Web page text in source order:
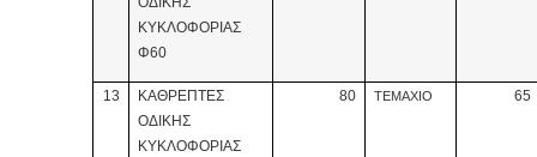
ΚΥΚΛΟΦΟΡΙΑΣ
Φ60
13
ΚΑΘΡΕΠΤΕΣ
ΟΔΙΚΗΣ
ΚΥΚΛΟΦΟΡΙΑΣ
80 ΤΕΜΑΧΙΟ 65